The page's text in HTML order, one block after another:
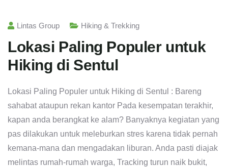
Lintas Group Hiking & Trekking
Lokasi Paling Populer untuk
Hiking di Sentul
Lokasi Paling Populer untuk Hiking di Sentul : Bareng
sahabat ataupun rekan kantor Pada kesempatan terakhir,
kapan anda berangkat ke alam? Banyaknya kegiatan yang
pas dilakukan untuk meleburkan stres karena tidak pernah
kemana-mana dan mengadakan liburan. Anda pasti diajak
melintas rumah-rumah warga, Tracking turun naik bukit,